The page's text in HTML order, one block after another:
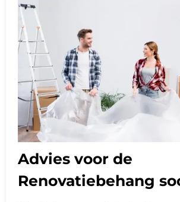
Advies voor de
Renovatiebehang